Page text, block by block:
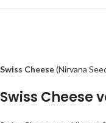
Swiss Cheese(Nirvana
Swiss Cheese